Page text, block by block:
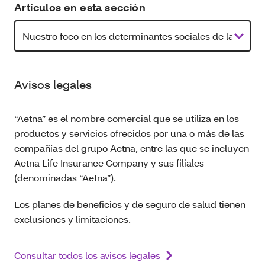
Artículos en esta sección
Avisos legales
“Aetna” es el nombre comercial que se utiliza en los
productos y servicios ofrecidos por una o más de las
compañías del grupo Aetna, entre las que se incluyen
Aetna Life Insurance Company y sus filiales
(denominadas “Aetna”).
Los planes de beneficios y de seguro de salud tienen
exclusiones y limitaciones.
Consultar todos los avisos legales